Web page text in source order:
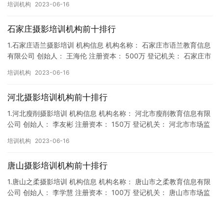
培训机构 2023-06-16
石家庄摄影培训机构前十排行
1.石家庄语兰摄影培训 机构信息 机构名称： 石家庄市语兰教育信息
有限公司 创始人： 王海伦 注册资本： 500万 登记机关： 石家庄市
培训机构 2023-06-16
河北摄影培训机构前十排行
1.河北瘦削摄影培训 机构信息 机构名称： 河北市瘦削教育信息有限
公司 创始人： 李友彬 注册资本： 150万 登记机关： 河北市市场监
培训机构 2023-06-16
唐山摄影培训机构前十排行
1.唐山之柔摄影培训 机构信息 机构名称： 唐山市之柔教育信息有限
公司 创始人： 李学慧 注册资本： 100万 登记机关： 唐山市市场监